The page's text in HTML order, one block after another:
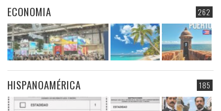
262
ECONOMIA
185
HISPANOAMÉRICA